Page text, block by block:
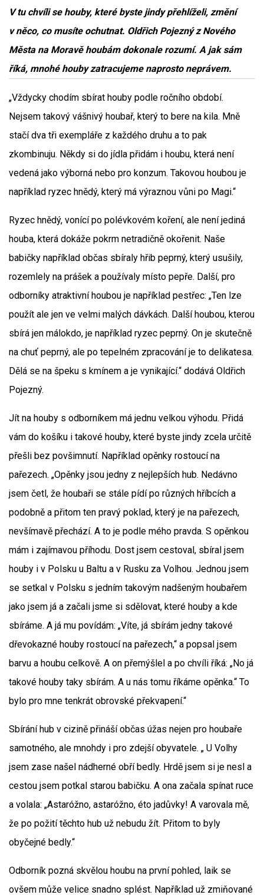
V tu chvíli se houby, které byste jindy přehlíželi, změní
v něco, co musíte ochutnat. Oldřich Pojezný z Nového
Města na Moravě houbám dokonale rozumí. A jak sám
říká, mnohé houby zatracujeme naprosto neprávem.
„Vždycky chodím sbírat houby podle ročního období.
Nejsem takový vášnivý houbař, který to bere na kila. Mně
stačí dva tři exempláře z každého druhu a to pak
zkombinuju. Někdy si do jídla přidám i houbu, která není
vedená jako výborná nebo pro konzum. Takovou houbou je
například ryzec hnědý, který má výraznou vůni po Magi.“
Ryzec hnědý, vonící po polévkovém koření, ale není jediná
houba, která dokáže pokrm netradičně okořenit. Naše
babičky například občas sbíraly hřib peprný, který usušily,
rozemlely na prášek a používaly místo pepře. Další, pro
odborníky atraktivní houbou je například pestřec: „Ten lze
použít ale jen ve velmi malých dávkách. Další houbou, kterou
sbírá jen málokdo, je například ryzec peprný. On je skutečně
na chuť peprný, ale po tepelném zpracování je to delikatesa.
Dělá se na špeku s kmínem a je vynikající.“ dodává Oldřich
Pojezný.
Jít na houby s odborníkem má jednu velkou výhodu. Přidá
vám do košíku i takové houby, které byste jindy zcela určitě
přešli bez povšimnutí. Například opěnky rostoucí na
pařezech. „Opěnky jsou jedny z nejlepších hub. Nedávno
jsem četl, že houbaři se stále pídí po různých hříbcích a
podobně a přitom ten pravý poklad, který je na pařezech,
nevšímavě přechází. A to je podle mého pravda. S opěnkou
mám i zajímavou příhodu. Dost jsem cestoval, sbíral jsem
houby i v Polsku u Baltu a v Rusku za Volhou. Jednou jsem
se setkal v Polsku s jedním takovým nadšeným houbařem
jako jsem já a začali jsme si sdělovat, které houby a kde
sbíráme. A já mu povídám: „Víte, já sbírám jedny takové
dřevokazné houby rostoucí na pařezech,“ a popsal jsem
barvu a houbu celkově. A on přemýšlel a po chvíli říká: „No já
takové houby taky sbírám. A u nás tomu říkáme opěnka.“ To
bylo pro mne tenkrát obrovské překvapení.“
Sbírání hub v cizině přináší občas úžas nejen pro houbaře
samotného, ale mnohdy i pro zdejší obyvatele. „ U Volhy
jsem zase našel nádherné obří bedly. Hrdě jsem si je nesl a
cestou jsem potkal starou babičku. A ona začala spínat ruce
a volala: „Astaróžno, astaróžno, éto jadůvky! A varovala mě,
že po požití těchto hub už nebudu žít. Přitom to byly
obyčejné bedly.“
Odborník pozná skvělou houbu na první pohled, laik se
ovšem může velice snadno splést. Například už zmiňované